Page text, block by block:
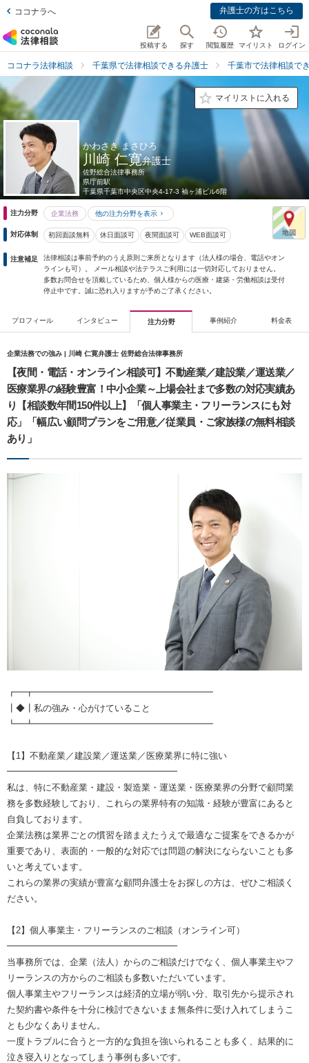
ココナラへ 弁護士の方はこちら
投稿する 探す 閲覧履歴 マイリスト ログイン
ココナラ法律相談 千葉県で法律相談できる弁護士 千葉市で法律相談で
マイリストに入れる
かわさき まさひろ
川崎 仁寛弁護士
佐野総合法律事務所
県庁前駅
千葉県千葉市中央区中央4-17-3 袖ヶ浦ビル6階
注力分野 企業法務 他の注力分野を表示
対応体制 初回面談無料 休日面談可 夜間面談可 WEB面談可
注意補足
法律相談は事前予約のうえ原則ご来所となります（法人様の場合、電話やオン
ラインも可）。 メール相談や法テラスご利用には一切対応しておりません。
多数お問合せを頂戴しているため、個人様からの医療・建築・労働相談は受付
停止中です。誠に恐れ入りますが予めご了承ください。
プロフィール インタビュー 注力分野 事例紹介 料金表
企業法務での強み | 川崎 仁寛弁護士 佐野総合法律事務所
【夜間・電話・オンライン相談可】不動産業／建設業／運送業／
医療業界の経験豊富！中小企業～上場会社まで多数の対応実績あ
り【相談数年間150件以上】「個人事業主・フリーランスにも対
応」「幅広い顧問プランをご用意／従業員・ご家族様の無料相談
あり」
┏━┳━━━━━━━━━━━━━━━━━━━━
┃◆┃私の強み・心がけていること
┗━┻━━━━━━━━━━━━━━━━━━━━
【1】不動産業／建設業／運送業／医療業界に特に強い
━━━━━━━━━━━━━━━━━━━
私は、特に不動産業・建設・製造業・運送業・医療業界の分野で顧問業
務を多数経験しており、これらの業界特有の知識・経験が豊富にあると
自負しております。
企業法務は業界ごとの慣習を踏まえたうえで最適なご提案をできるかが
重要であり、表面的・一般的な対応では問題の解決にならないことも多
いと考えています。
これらの業界の実績が豊富な顧問弁護士をお探しの方は、ぜひご相談く
ださい。
【2】個人事業主・フリーランスのご相談（オンライン可）
━━━━━━━━━━━━━━━━━━━
当事務所では、企業（法人）からのご相談だけでなく、個人事業主やフ
リーランスの方からのご相談も多数いただいています。
個人事業主やフリーランスは経済的立場が弱い分、取引先から提示され
た契約書や条件を十分に検討できないまま無条件に受け入れてしまうこ
とも少なくありません。
一度トラブルに合うと一方的な負担を強いられることも多く、結果的に
泣き寝入りとなってしまう事例も多いです。